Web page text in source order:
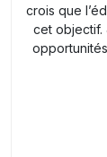
crois que
cet objectif.